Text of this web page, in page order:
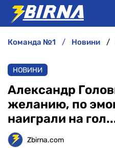
АНАЛІТИКА
ІНТЕРВ'Ю
РІЗНЕ
команда №1 новини
НОВИНИ
Александр
желанию, по
наиграли на
Zbirna.com